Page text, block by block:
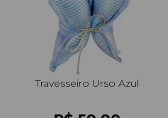
Travesseiro Urso Azul